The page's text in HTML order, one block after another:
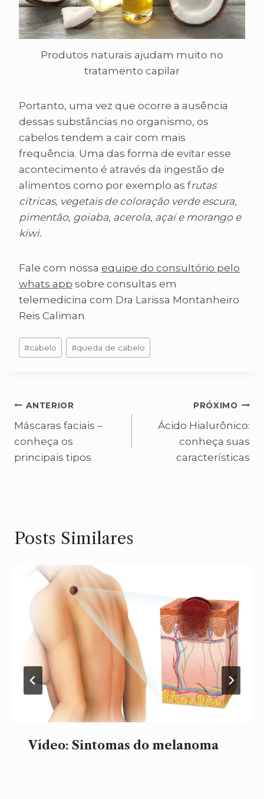
Produtos naturais ajudam muito no
tratamento capilar
Portanto, uma vez que ocorre a ausência
dessas substâncias no organismo, os
cabelos tendem a cair com mais
frequência. Uma das forma de evitar esse
acontecimento é através da ingestão de
alimentos como por exemplo as frutas
cítricas, vegetais de coloração verde escura,
pimentão, goiaba, acerola, açaí e morango e
kiwi.
Fale com nossa equipe do consultório pelo
whats app sobre consultas em
telemedicina com Dra Larissa Montanheiro
Reis Caliman
Tags
do
#cabelo #queda de cabelo
Navegação
de
Post
ANTERIOR
Máscaras faciais –
conheça os
principais tipos
PRÓXIMO
Ácido Hialurônico:
conheça suas
características
Posts Similares
Vídeo: Sintomas do melanoma